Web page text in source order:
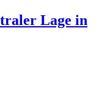
Lage in